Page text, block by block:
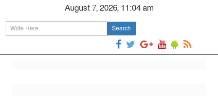
August 7, 2026, 11:04 am
Search